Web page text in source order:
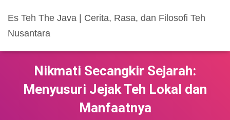
Es Teh The Java | Cerita, Rasa, dan Filosofi Teh
Nusantara
Nikmati Secangkir Sejarah:
Menyusuri Jejak Teh Lokal dan
Manfaatnya